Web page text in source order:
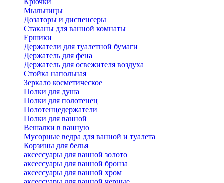
Крючки
Мыльницы
Дозаторы и диспенсеры
Стаканы для ванной комнаты
Ершики
Держатели для туалетной бумаги
Держатель для фена
Держатель для освежителя воздуха
Стойка напольная
Зеркало косметическое
Полки для душа
Полки для полотенец
Полотенцедержатели
Полки для ванной
Вешалки в ванную
Мусорные ведра для ванной и туалета
Корзины для белья
аксессуары для ванной золото
аксессуары для ванной бронза
аксессуары для ванной хром